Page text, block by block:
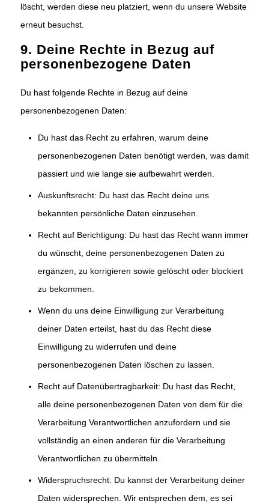
löscht, werden diese neu platziert, wenn du unsere Website
erneut besuchst.
9. Deine Rechte in Bezug auf
personenbezogene Daten
Du hast folgende Rechte in Bezug auf deine
personenbezogenen Daten:
Du hast das Recht zu erfahren, warum deine
personenbezogenen Daten benötigt werden, was damit
passiert und wie lange sie aufbewahrt werden.
Auskunftsrecht: Du hast das Recht deine uns
bekannten persönliche Daten einzusehen.
Recht auf Berichtigung: Du hast das Recht wann immer
du wünscht, deine personenbezogenen Daten zu
ergänzen, zu korrigieren sowie gelöscht oder blockiert
zu bekommen.
Wenn du uns deine Einwilligung zur Verarbeitung
deiner Daten erteilst, hast du das Recht diese
Einwilligung zu widerrufen und deine
personenbezogenen Daten löschen zu lassen.
Recht auf Datenübertragbarkeit: Du hast das Recht,
alle deine personenbezogenen Daten von dem für die
Verarbeitung Verantwortlichen anzufordern und sie
vollständig an einen anderen für die Verarbeitung
Verantwortlichen zu übermitteln.
Widerspruchsrecht: Du kannst der Verarbeitung deiner
Daten widersprechen. Wir entsprechen dem, es sei